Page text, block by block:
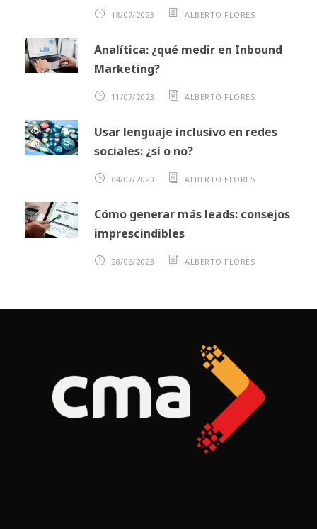
18/07/2023 ALBERTO FLORES
Analítica: ¿qué medir en Inbound
Marketing?
11/07/2023 ALBERTO FLORES
Usar lenguaje inclusivo en redes
sociales: ¿sí o no?
04/07/2023 ALBERTO FLORES
Cómo generar más leads: consejos
imprescindibles
28/06/2023 ALBERTO FLORES